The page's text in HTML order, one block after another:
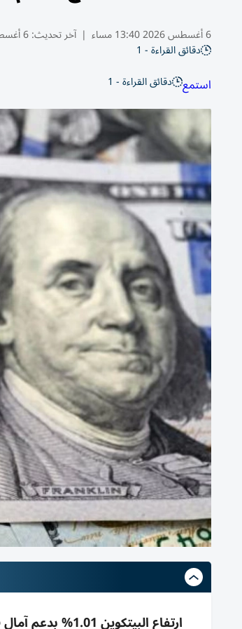
6 أغسطس 2026 13:40 مساء | آخر تحديث:6 أغسطس 14:24 2026
دقائق القراءة - 1
استمع دقائق القراءة - 1